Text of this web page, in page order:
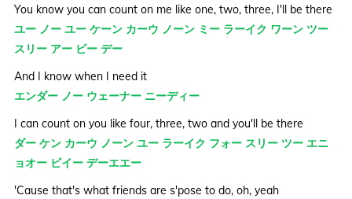
You know you can count on me like one, two, three, I'll be there
ユー ノー ユー ケーン カーウ ノーン ミー ラーイク ワーン ツー
スリー アー ビー デー
And I know when I need it
エンダー ノー ウェーナー ニーディー
I can count on you like four, three, two and you'll be there
ダー ケン カーウ ノーン ユー ラーイク フォー スリー ツー エニ
ョオー ビイー デーエエー
'Cause that's what friends are s'pose to do, oh, yeah